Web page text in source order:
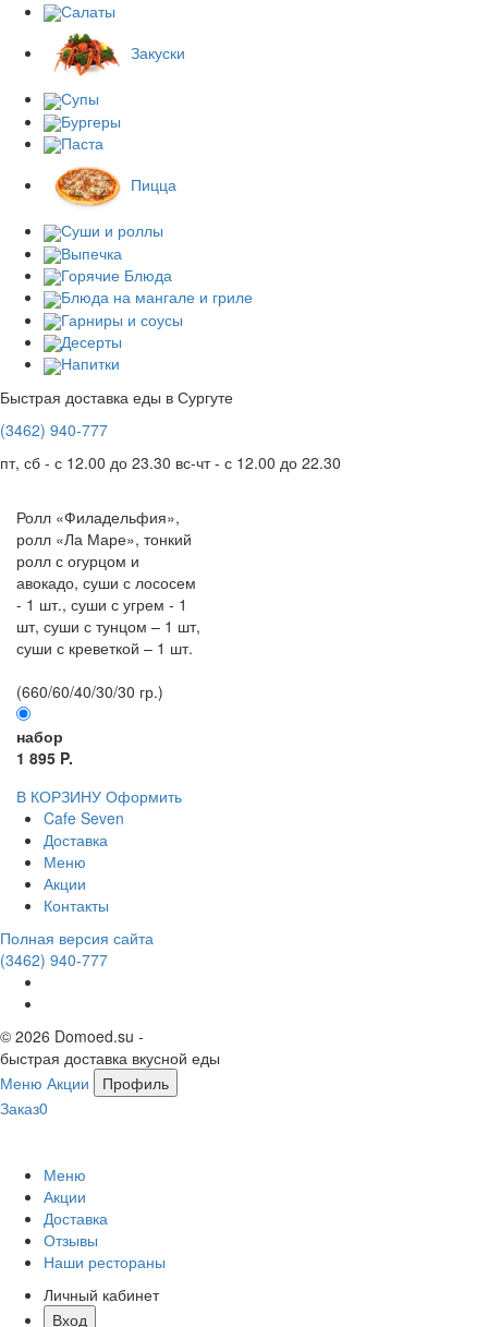
Салаты
Закуски
Супы
Бургеры
Паста
Пицца
Суши и роллы
Выпечка
Горячие Блюда
Блюда на мангале и гриле
Гарниры и соусы
Десерты
Напитки
Быстрая доставка еды в Сургуте
(3462) 940-777
пт, сб - с 12.00 до 23.30 вс-чт - с 12.00 до 22.30
Ролл «Филадельфия»,
ролл «Ла Маре», тонкий
ролл с огурцом и
авокадо, суши с лососем
- 1 шт., суши с угрем - 1
шт, суши с тунцом – 1 шт,
суши с креветкой – 1 шт.
(660/60/40/30/30 гр.)
набор
1 895 P.
В КОРЗИНУ Оформить
Cafe Seven
Доставка
Меню
Акции
Контакты
Полная версия сайта
(3462) 940-777
© 2026 Domoed.su -
быстрая доставка вкусной еды
Меню Акции
Профиль
Заказ0
Меню
Акции
Доставка
Отзывы
Наши рестораны
Личный кабинет
Вход